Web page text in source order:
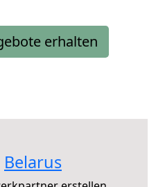
erhalten
Belarus